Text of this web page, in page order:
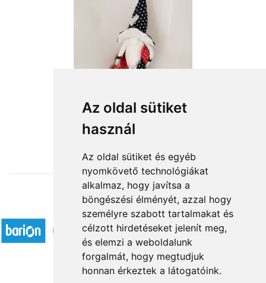
Az oldal sütiket
használ
Az oldal sütiket és egyéb
nyomkövető technológiákat
alkalmaz, hogy javítsa a
böngészési élményét, azzal hogy
személyre szabott tartalmakat és
célzott hirdetéseket jelenít meg,
és elemzi a weboldalunk
forgalmát, hogy megtudjuk
honnan érkeztek a látogatóink.
from HUF15,360
Accepted payment methods